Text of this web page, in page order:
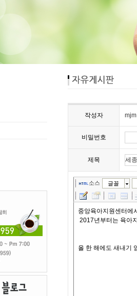
작성자 mjm
비밀번호
제목
소스 글꼴